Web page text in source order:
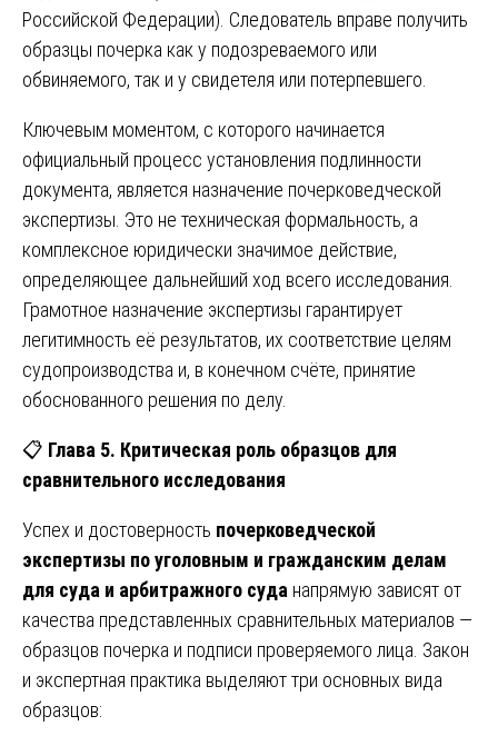
Российской Федерации). Следователь вправе получить
образцы почерка как у подозреваемого или
обвиняемого, так и у свидетеля или потерпевшего.
Ключевым моментом, с которого начинается
официальный процесс установления подлинности
документа, является назначение почерковедческой
экспертизы. Это не техническая формальность, а
комплексное юридически значимое действие,
определяющее дальнейший ход всего исследования.
Грамотное назначение экспертизы гарантирует
легитимность её результатов, их соответствие целям
судопроизводства и, в конечном счёте, принятие
обоснованного решения по делу.
📋 Глава 5. Критическая роль образцов для
сравнительного исследования
Успех и достоверность почерковедческой
экспертизы по уголовным и гражданским делам
для суда и арбитражного суда напрямую зависят от
качества представленных сравнительных материалов —
образцов почерка и подписи проверяемого лица. Закон
и экспертная практика выделяют три основных вида
образцов: